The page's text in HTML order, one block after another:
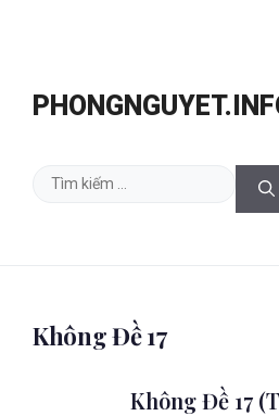
Tìm
Không Đề 17
Không Đề 17